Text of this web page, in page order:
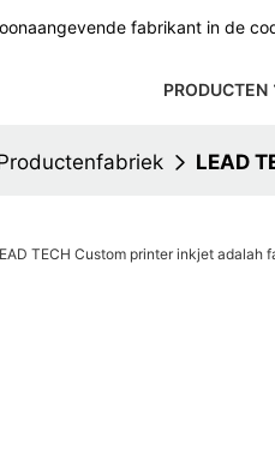
fabrikant in de
PRODUCTEN
LEAD